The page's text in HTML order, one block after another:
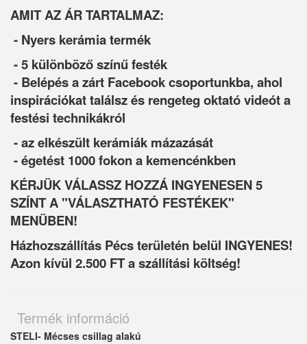
AMIT AZ ÁR TARTALMAZ:
- Nyers kerámia termék
- 5 különböző színű festék
- Belépés a zárt Facebook csoportunkba, ahol
inspirációkat találsz és rengeteg oktató videót a
festési technikákról
- az elkészült kerámiák mázazását
- égetést 1000 fokon a kemencénkben
KÉRJÜK VÁLASSZ HOZZÁ INGYENESEN 5
SZÍNT A "VÁLASZTHATÓ FESTÉKEK"
MENÜBEN!
Házhozszállítás Pécs területén belül INGYENES!
Azon kívül 2.500 FT a szállítási költség!
Termék információ
STELI- Mécses csillag alakú